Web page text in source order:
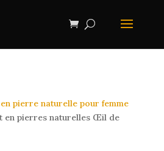
pierre naturelle pour femme
pierres naturelles Œil de